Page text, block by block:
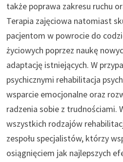
także poprawa zakresu ruchu
Terapia zajęciowa natomiast
pacjentom w powrocie do
życiowych poprzez naukę
adaptację istniejących. W
psychicznymi rehabilitacja
wsparcie emocjonalne oraz
radzenia sobie z trudnościami.
wszystkich rodzajów
zespołu specjalistów, którzy
osiągnięciem jak najlepszych